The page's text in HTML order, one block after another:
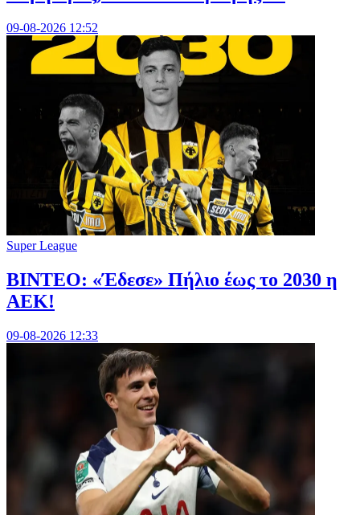
09-08-2026 12:52
Super League
ΒΙΝΤΕΟ: «Έδεσε» Πήλιο έως το 2030 η
ΑΕΚ!
09-08-2026 12:33